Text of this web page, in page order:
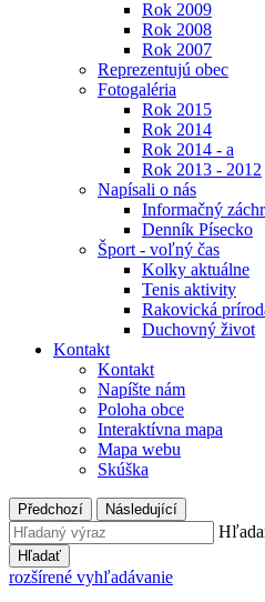
Rok 2009
Rok 2008
Rok 2007
Reprezentujú obec
Fotogaléria
Rok 2015
Rok 2014
Rok 2014 - a
Rok 2013 - 2012
Napísali o nás
Informačný
Denník Písecko
Šport - voľný čas
Kolky aktuálne
Tenis aktivity
Rakovická
Duchovný život
Kontakt
Kontakt
Napíšte nám
Poloha obce
Interaktívna mapa
Mapa webu
Skúška
Předchozí Následující
Hľadať
rozšírené vyhľadávanie